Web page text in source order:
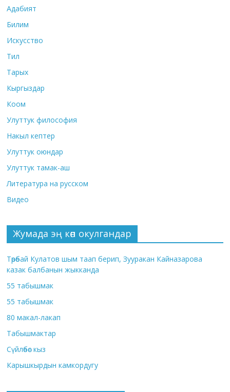
Адабият
Билим
Искусство
Тил
Тарых
Кыргыздар
Коом
Улуттук философия
Накыл кептер
Улуттук оюндар
Улуттук тамак-аш
Литература на русском
Видео
Жумада эң көп окулгандар
Төрөбай Кулатов шым таап берип, Зууракан Кайназарова
казак балбанын жыкканда
55 табышмак
55 табышмак
80 макал-лакап
Табышмактар
Сүйлөбөс кыз
Карышкырдын камкордугу